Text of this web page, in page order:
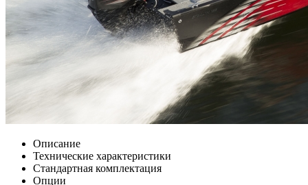
Описание
Технические характеристики
Стандартная комплектация
Опции